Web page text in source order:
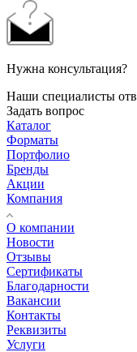
Нужна консультация?
Наши специалисты
Задать вопрос
Каталог
Форматы
Портфолио
Бренды
Акции
Компания
О компании
Новости
Отзывы
Сертификаты
Благодарности
Вакансии
Контакты
Реквизиты
Услуги